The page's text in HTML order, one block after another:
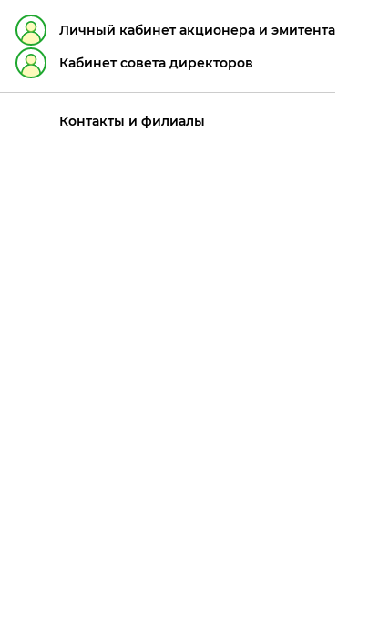
Личный кабинет акционера и эмитента
Кабинет совета директоров
Контакты и филиалы